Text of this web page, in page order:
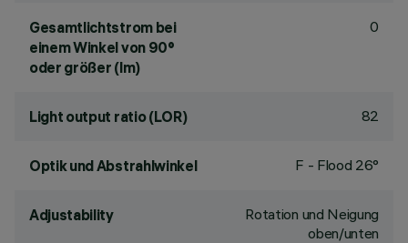
Gesamtlichtstrom bei
einem Winkel von 90°
oder größer (lm)
0
Light output ratio (LOR) 82
Optik und Abstrahlwinkel F - Flood 26°
Adjustability
Rotation und Neigung
oben/unten